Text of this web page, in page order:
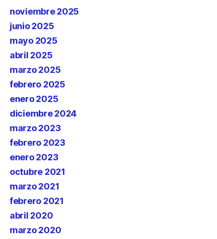
noviembre 2025
junio 2025
mayo 2025
abril 2025
marzo 2025
febrero 2025
enero 2025
diciembre 2024
marzo 2023
febrero 2023
enero 2023
octubre 2021
marzo 2021
febrero 2021
abril 2020
marzo 2020